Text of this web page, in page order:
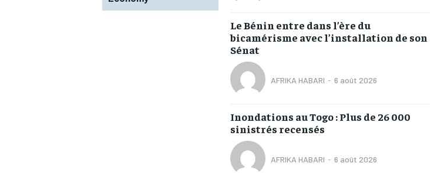
Le Bénin entre dans l’ère du
bicamérisme avec l’installation de son
Sénat
AFRIKA HABARI - 6 août 2026
Inondations au Togo : Plus de 26 000
sinistrés recensés
AFRIKA HABARI - 6 août 2026